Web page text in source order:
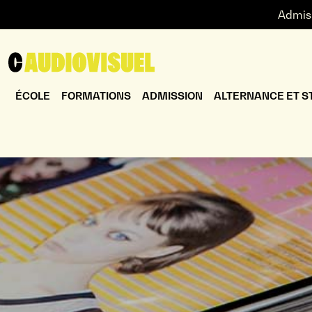
ÉCOLE FORMATIONS ADMISSION ALTERNANCE ET